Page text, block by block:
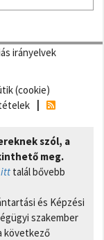
irányelvek
(cookie)
szól, a
meg.
itt talál bővebb
és Képzési
szakember
következő